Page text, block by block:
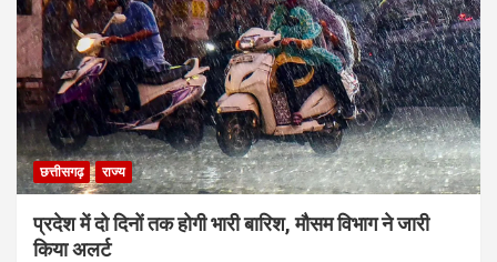
छत्तीसगढ़ राज्य
प्रदेश में दो दिनों तक होगी भारी बारिश, मौसम विभाग ने जारी
किया अलर्ट